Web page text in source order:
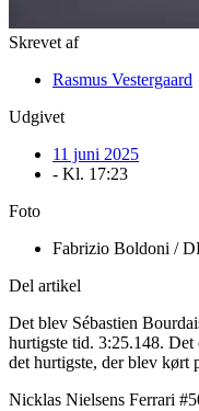
Skrevet af
Rasmus Vestergaard
Udgivet
11 juni 2025
- Kl. 17:23
Foto
Fabrizio Boldoni /
Del artikel
Det blev Sébastien
hurtigste tid. 3:25.148.
det hurtigste, der blev kørt
Nicklas Nielsens Ferrari